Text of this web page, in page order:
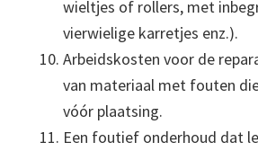
wieltjes of rollers, met
vierwielige karretjes enz.).
Arbeidskosten voor de
van materiaal met fouten
vóór plaatsing.
Een foutief onderhoud dat